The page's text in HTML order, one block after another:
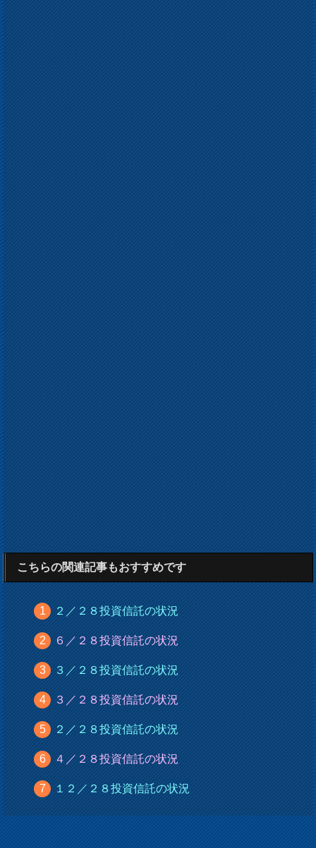
こちらの関連記事もおすすめです
２／２８投資信託の状況
６／２８投資信託の状況
３／２８投資信託の状況
３／２８投資信託の状況
２／２８投資信託の状況
４／２８投資信託の状況
１２／２８投資信託の状況